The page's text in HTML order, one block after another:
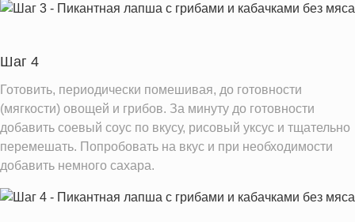
Шаг 4
Готовить, периодически помешивая, до готовности
(мягкости) овощей и грибов. За минуту до готовности
добавить соевый соус по вкусу, рисовый уксус и тщательно
перемешать. Попробовать на вкус и при необходимости
добавить немного сахара.